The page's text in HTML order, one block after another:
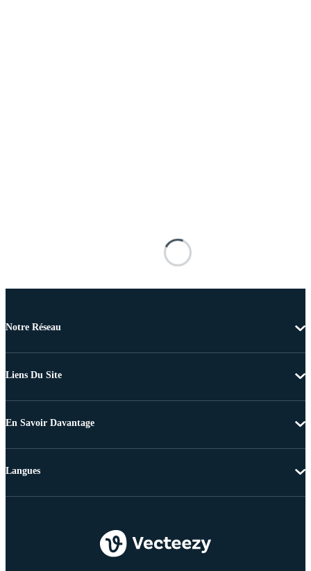
Notre Réseau
Liens Du Site
En Savoir Davantage
Langues